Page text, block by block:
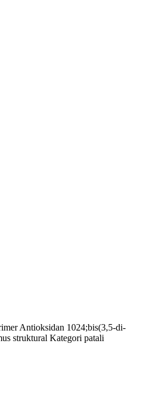
Antioksidan 1024;bis(3,5-di-
struktural Kategori patali